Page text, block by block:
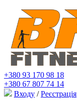
+380 93 170 98 18
+380 67 807 74 14
Входу / Реєстрація